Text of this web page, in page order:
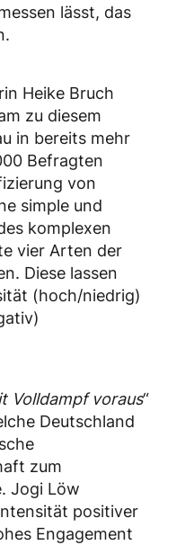
lässt, das
Heike Bruch
zu diesem
in bereits mehr
Befragten
von
simple und
komplexen
vier Arten der
Diese lassen
(hoch/niedrig)
Volldampf voraus“
Deutschland
zum
Jogi Löw
positiver
Engagement